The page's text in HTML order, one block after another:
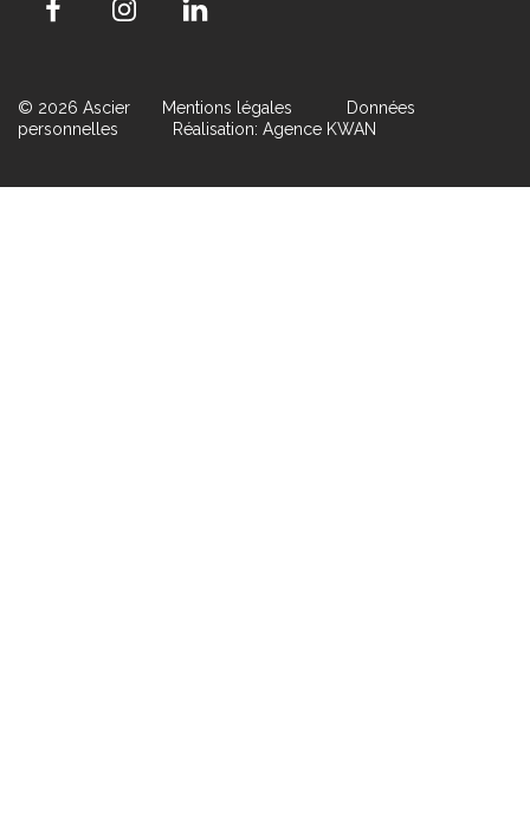
© 2026 Ascier Mentions légales
Données
personnelles
Réalisation: Agence KWAN